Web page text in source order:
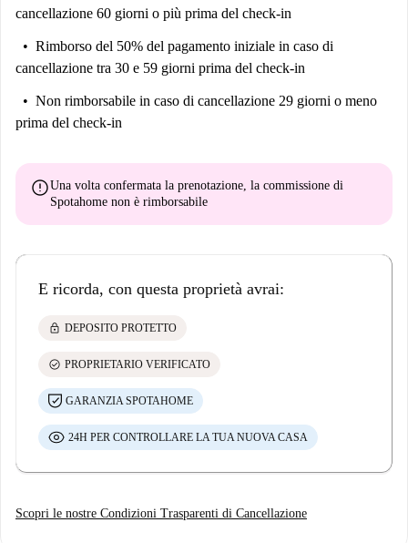
cancellazione 60 giorni o più prima del check-in
Rimborso del 50% del pagamento iniziale in caso di
cancellazione tra 30 e 59 giorni prima del check-in
Non rimborsabile in caso di cancellazione 29 giorni o meno
prima del check-in
errorUna volta confermata la prenotazione, la commissione di
Spotahome non è rimborsabile
E ricorda, con questa proprietà avrai:
lock DEPOSITO PROTETTO
check_circle PROPRIETARIO VERIFICATO
GARANZIA SPOTAHOME
24H PER CONTROLLARE LA TUA NUOVA CASA
Scopri le nostre Condizioni Trasparenti di Cancellazione